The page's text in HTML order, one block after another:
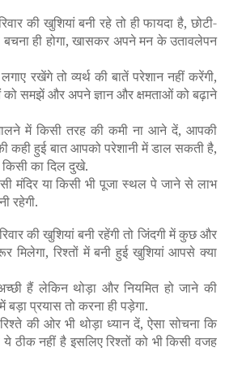
की खुशियां बनी रहे तो ही फायदा है, छोटी-
बचना ही होगा, खासकर अपने मन के उतावलेपन
रखेंगे तो व्यर्थ की बातें परेशान नहीं करेंगी,
समझें और अपने ज्ञान और क्षमताओं को बढ़ाने
में किसी तरह की कमी ना आने दें, आपकी
कही हुई बात आपको परेशानी में डाल सकती है,
का दिल दुखे.
मंदिर या किसी भी पूजा स्थल पे जाने से लाभ
रहेगी.
की खुशियां बनी रहेंगी तो जिंदगी में कुछ और
मिलेगा, रिश्तों में बनी हुई खुशियां आपसे क्या
हैं लेकिन थोड़ा और नियमित हो जाने की
प्रयास तो करना ही पड़ेगा.
की ओर भी थोड़ा ध्यान दें, ऐसा सोचना कि
नहीं है इसलिए रिश्तों को भी किसी वजह